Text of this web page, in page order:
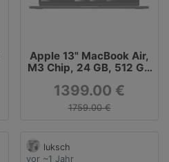
Apple 13" MacBook Air,
M3 Chip, 24 GB, 512 GB
MC8Q4D/A
1399.00 €
1759.00 €
luksch
vor ~1 Jahr